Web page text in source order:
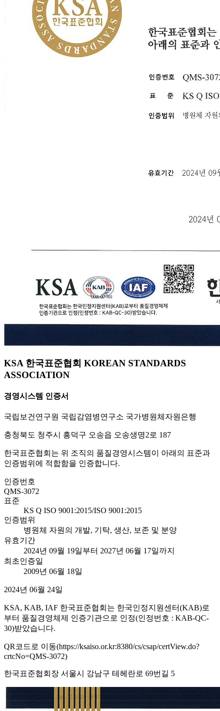
KSA 한국표준협회 KOREAN STANDARDS
ASSOCIATION
경영시스템 인증서
국립보건연구원 국립감염병연구소 국가병원체자원은행
충청북도 청주시 흥덕구 오송읍 오송생명2로 187
한국표준협회는 위 조직의 품질경영시스템이 아래의 표준과
인증범위에 적합함을 인증합니다.
인증번호
QMS-3072
표준
KS Q ISO 9001:2015/ISO 9001:2015
인증범위
병원체 자원의 개발, 기탁, 생산, 보존 및 분양
유효기간
2024년 09월 19일부터 2027년 06월 17일까지
최초인증일
2009년 06월 18일
2024년 06월 24일
KSA, KAB, IAF 한국표준협회는 한국인정지원센터(KAB)로
부터 품질경영체제 인증기관으로 인정(인정번호 : KAB-QC-
30)받았습니다.
QR코드로 이동(https://ksaiso.or.kr:8380/cs/csap/certView.do?
crtcNo=QMS-3072)
한국표준협회장 서울시 강남구 테헤란로 69번길 5